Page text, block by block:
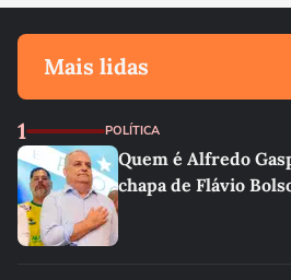
Mais lidas
1 POLÍTICA
Quem é Alfredo
chapa de Flávio